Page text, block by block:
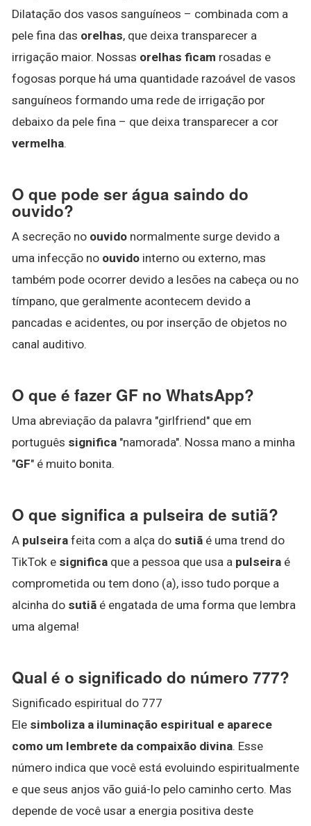
Dilatação dos vasos sanguíneos – combinada com a
pele fina das orelhas, que deixa transparecer a
irrigação maior. Nossas orelhas ficam rosadas e
fogosas porque há uma quantidade razoável de vasos
sanguíneos formando uma rede de irrigação por
debaixo da pele fina – que deixa transparecer a cor
vermelha.
O que pode ser água saindo do
ouvido?
A secreção no ouvido normalmente surge devido a
uma infecção no ouvido interno ou externo, mas
também pode ocorrer devido a lesões na cabeça ou no
tímpano, que geralmente acontecem devido a
pancadas e acidentes, ou por inserção de objetos no
canal auditivo.
O que é fazer GF no WhatsApp?
Uma abreviação da palavra "girlfriend" que em
português significa "namorada". Nossa mano a minha
"GF" é muito bonita.
O que significa a pulseira de sutiã?
A pulseira feita com a alça do sutiã é uma trend do
TikTok e significa que a pessoa que usa a pulseira é
comprometida ou tem dono (a), isso tudo porque a
alcinha do sutiã é engatada de uma forma que lembra
uma algema!
Qual é o significado do número 777?
Significado espiritual do 777
Ele simboliza a iluminação espiritual e aparece
como um lembrete da compaixão divina. Esse
número indica que você está evoluindo espiritualmente
e que seus anjos vão guiá-lo pelo caminho certo. Mas
depende de você usar a energia positiva deste